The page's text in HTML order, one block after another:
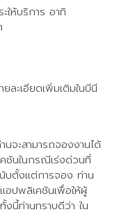
ให้บริการ อาทิ
ละเอียดเพิ่มเติมในบีนี
จะสามารถจองงานได้
ชันในกรณีเร่งด่วนที่
บตั้งแต่การจอง ท่าน
อปพลิเคชันเพื่อให้ผู้
งนี้ท่านทราบดีว่า ใน